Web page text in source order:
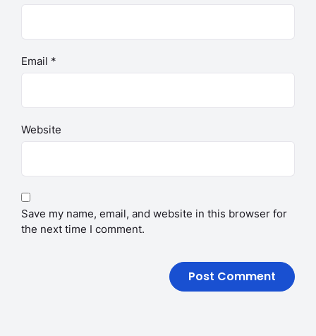
Email *
Website
Save my name, email, and website in this browser for
the next time I comment.